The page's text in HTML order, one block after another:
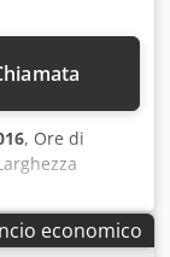
, Ore di
lamiera
850 mm
nominale:
economico